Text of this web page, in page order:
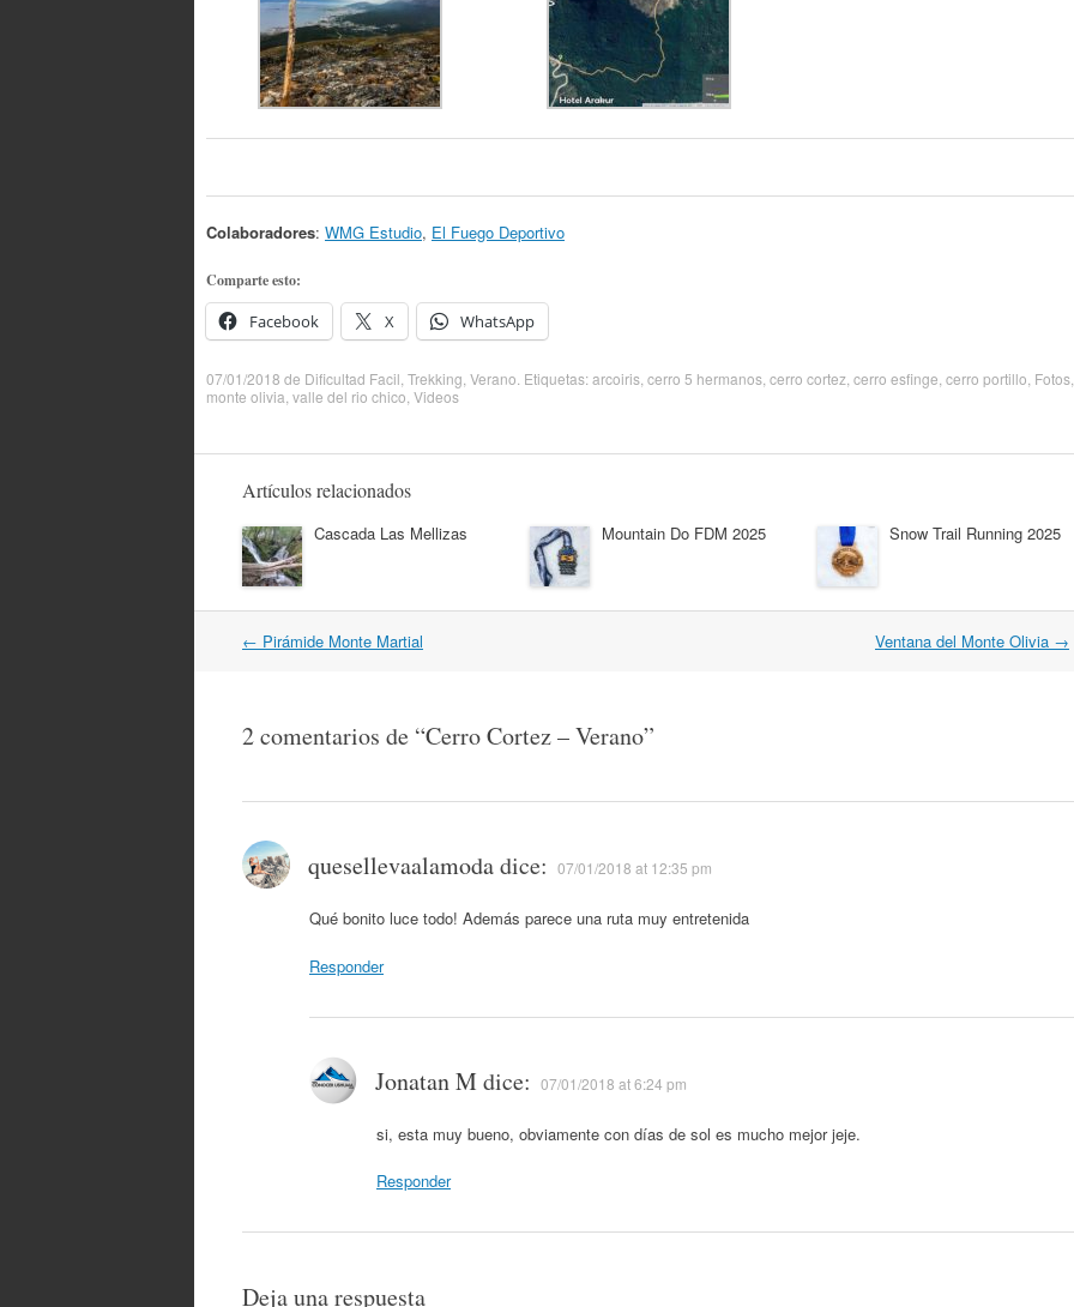
Colaboradores: WMG Estudio, El Fuego Deportivo
Comparte esto:
Facebook X WhatsApp
07/01/2018 de Dificultad Facil Trekking Verano . Etiquetas:arcoiris cerro 5 hermanos cerro cortez cerro esfinge cerro portillo Fotos
monte olivia valle del rio chico Videos
Artículos relacionados
Cascada Las Mellizas Mountain Do FDM 2025 Snow Trail Running 2025
Navegación
← Pirámide Monte Martial Ventana del Monte Olivia →
2 comentarios de “Cerro Cortez – Verano”
quesellevaalamodadice: 07/01/2018 at 12:35 pm
Qué bonito luce todo! Además parece una ruta muy entretenida
Responder
Jonatan M dice: 07/01/2018 at 6:24 pm
si, esta muy bueno, obviamente con días de sol es mucho mejor jeje.
Responder
Deja una respuesta